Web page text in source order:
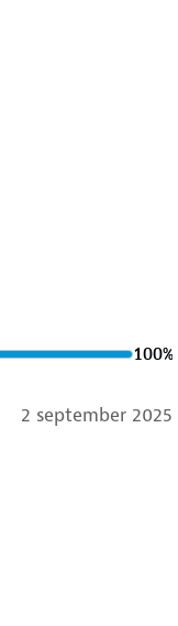
100%
2 september 2025